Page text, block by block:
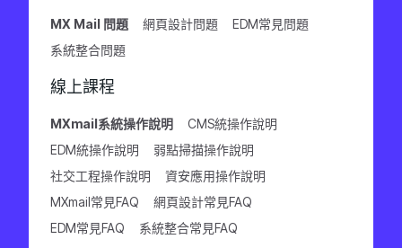
MX Mail 問題 網頁設計問題
EDM常見問題
系統整合問題
線上課程
MXmail系統操作說明
CMS統操作說明
EDM統操作說明
弱點掃描操作說明
社交工程操作說明
資安應用操作說明
MXmail常見FAQ
網頁設計常見FAQ
EDM常見FAQ
系統整合常見FAQ